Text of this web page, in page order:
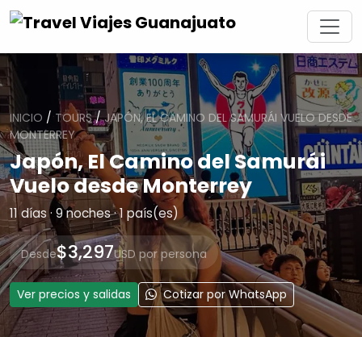
INICIO / TOURS/JAPÓN, EL CAMINO DEL SAMURÁI VUELO DESDE
MONTERREY
Japón, El Camino del Samurái
Vuelo desde Monterrey
11 días · 9 noches · 1 país(es)
Desde$3,297USD por persona
Ver precios y salidas Cotizar por WhatsApp